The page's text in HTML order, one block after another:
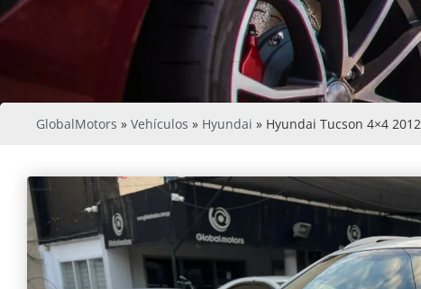
GlobalMotors » Vehículos » Hyundai » Hyundai Tucson 4×4 2012